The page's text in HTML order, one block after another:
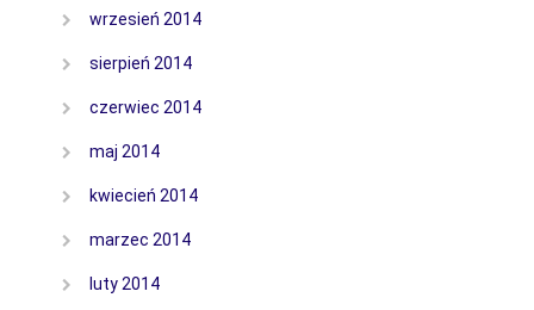
wrzesień 2014
sierpień 2014
czerwiec 2014
maj 2014
kwiecień 2014
marzec 2014
luty 2014